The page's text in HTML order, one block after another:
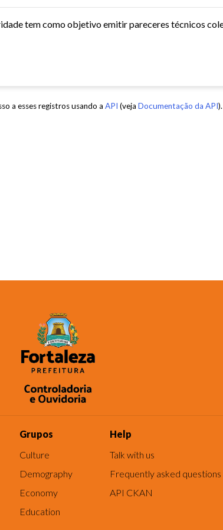
a esses registros usando a API (veja Documentação da API).
Grupos
Culture
Demography
Economy
Education
Help
Talk with us
Frequently asked questions
API CKAN